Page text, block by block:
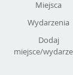
Miejsca
Wydarzenia
Dodaj
miejsce/